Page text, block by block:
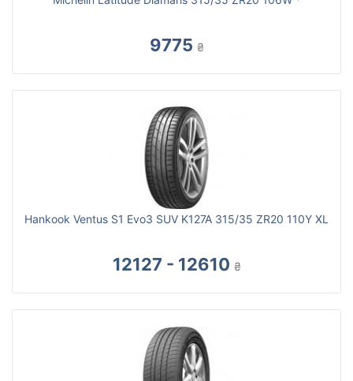
9775 ₴
Hankook Ventus S1 Evo3 SUV K127A 315/35 ZR20 110Y XL
12127 - 12610 ₴